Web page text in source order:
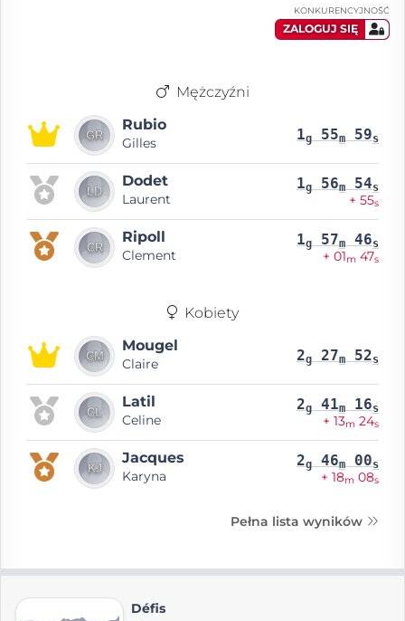
KONKURENCYJNOŚĆ
ZALOGUJ SIĘ
Mężczyźni
Rubio
Gilles 1g 55m 59s
Dodet
Laurent
1g 56m 54s
+ 55s
Ripoll
Clement
1g 57m 46s
+ 01m 47s
Kobiety
Mougel
Claire 2g 27m 52s
Latil
Celine
2g 41m 16s
+ 13m 24s
Jacques
Karyna
2g 46m 00s
+ 18m 08s
Pełna lista wyników
Défis